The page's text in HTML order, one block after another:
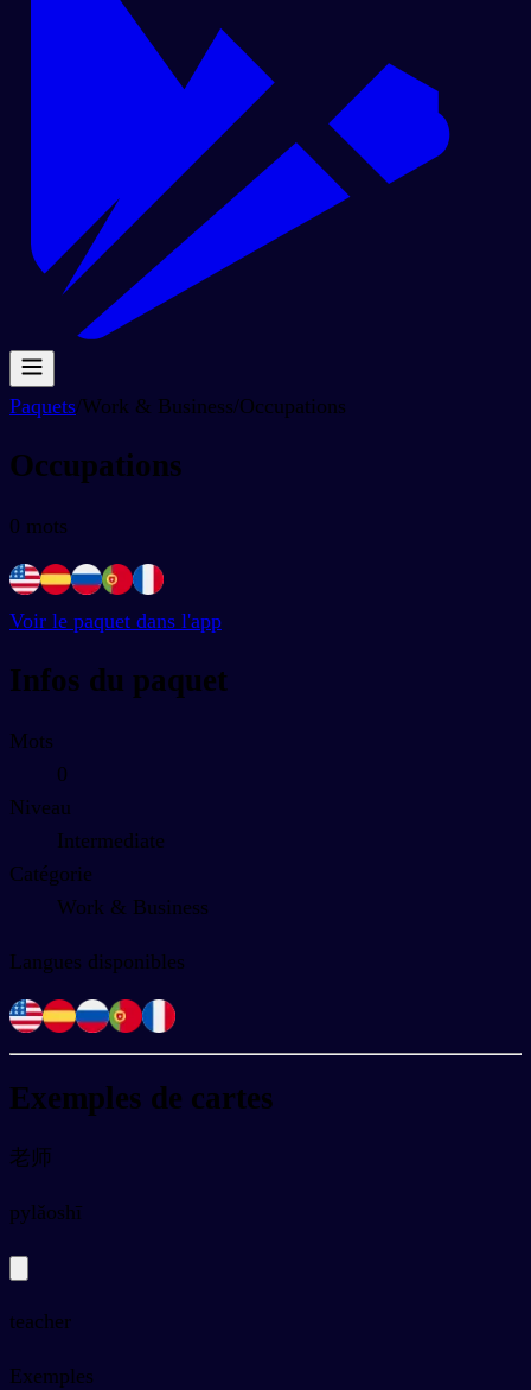
Paquets/Work & Business/Occupations
Occupations
0 mots
Voir le paquet dans l'app
Infos du paquet
Mots
0
Niveau
Intermediate
Catégorie
Work & Business
Langues disponibles
Exemples de cartes
老师
pylǎoshī
teacher
Exemples